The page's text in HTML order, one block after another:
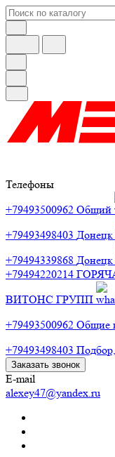
Телефоны
+79493500962 Общий
+79493498403 Донецк
+79494339868 Донецк
+79494220214
ВИТОНС ГРУПП
+79493500962 Общие
+79493498403
Заказать звонок
E-mail
alexey47@yandex.ru